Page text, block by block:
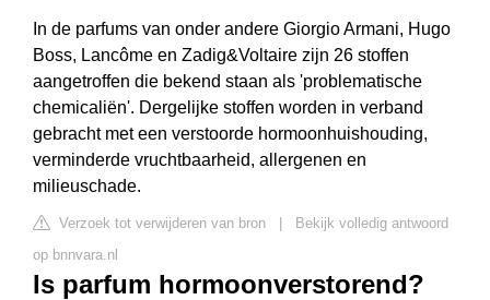
In de parfums van onder andere Giorgio Armani, Hugo
Boss, Lancôme en Zadig&Voltaire zijn 26 stoffen
aangetroffen die bekend staan als 'problematische
chemicaliën'. Dergelijke stoffen worden in verband
gebracht met een verstoorde hormoonhuishouding,
verminderde vruchtbaarheid, allergenen en
milieuschade.
Verzoek tot verwijderen van bron
Bekijk volledig antwoord
op bnnvara.nl
Is parfum hormoonverstorend?